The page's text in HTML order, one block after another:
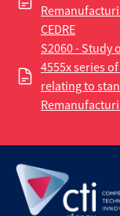
CEDRE
S2060 - Study
4555x series
relating to